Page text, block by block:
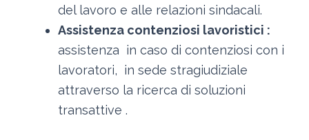
del lavoro e alle relazioni sindacali.
Assistenza contenziosi lavoristici :
assistenza in caso di contenziosi con i
lavoratori, in sede stragiudiziale
attraverso la ricerca di soluzioni
transattive .